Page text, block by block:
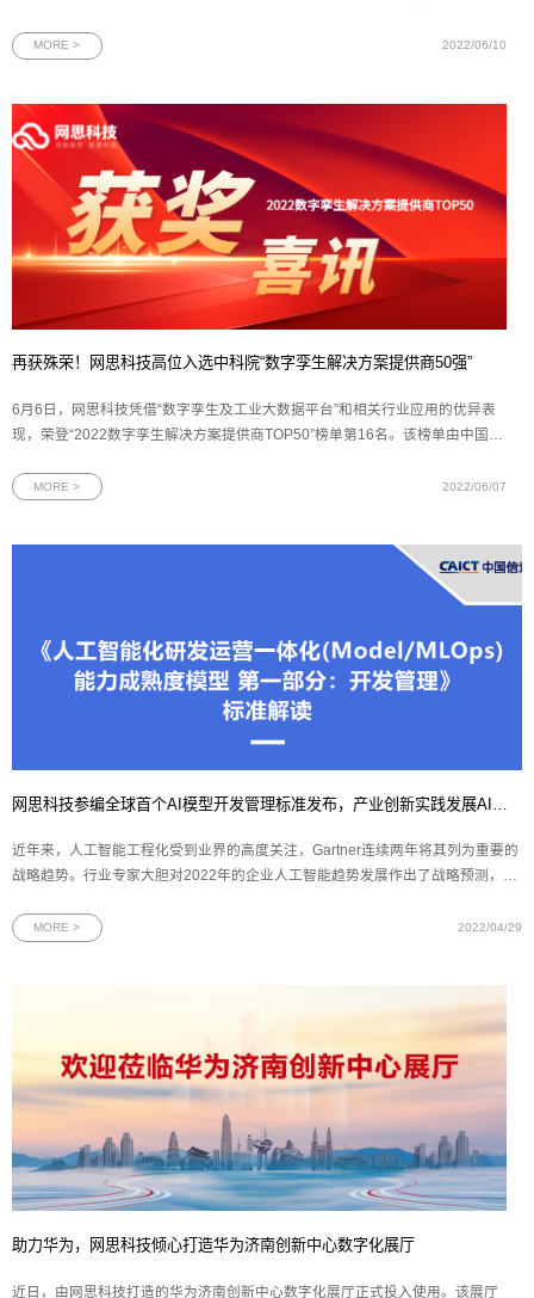
度模型集成，是国际上用于评价软件企业能力成熟度和过程规范性的一项重要
MORE > 2022/06/10
再获殊荣！网思科技高位入选中科院“数字孪生解决方案提供商50强”
6月6日，网思科技凭借“数字孪生及工业大数据平台”和相关行业应用的优异表
现，荣登“2022数字孪生解决方案提供商TOP50”榜单第16名。该榜单由中国科
度地透析了国内整个数字孪生体系。&
MORE > 2022/06/07
近年来，人工智能工程化受到业界的高度关注，Gartner连续两年将其列为重要的
战略趋势。行业专家大胆对2022年的企业人工智能趋势发展作出了战略预测，其
步实现当中。MLOps发展迅猛，研发难点突显
MORE > 2022/04/29
助力华为，网思科技倾心打造华为济南创新中心数字化展厅
近日，由网思科技打造的华为济南创新中心数字化展厅正式投入使用。该展厅